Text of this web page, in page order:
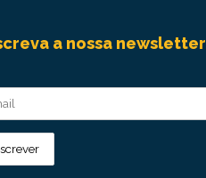
a nossa newsletter